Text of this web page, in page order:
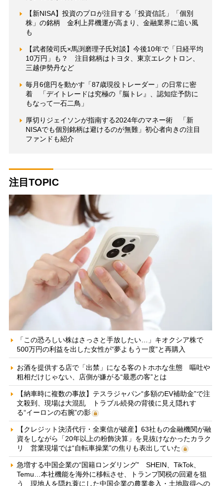
【新NISA】投資のプロが注目する「投資信託」「個別
株」の銘柄 金利上昇機運が高まり、金融業界に追い風
も
【武者陵司氏×馬渕磨理子氏対談】今後10年で「日経平均
10万円」も？ 注目銘柄はトヨタ、東京エレクトロン、
三越伊勢丹など
毎月6億円を動かす「87歳現役トレーダー」の日常に密
着 「デイトレードは究極の『脳トレ』、認知症予防に
もなって一石二鳥」
厚切りジェイソンが指南する2024年のマネー術 「新
NISAでも個別銘柄は避けるのが無難」初心者向きの注目
ファンドも紹介
注目TOPIC
「この恐ろしい株はさっさと手放したい…」キオクシア株で
500万円の利益を出した女性が“夢よもう一度”と再購入
お酒を提供する店で「出禁」になる客のトホホな生態 嘔吐や
粗相だけじゃない、店側が嫌がる“最悪の客”とは
【納車時に複数の事故】テスラジャパン“多額のEV補助金”で注
文殺到、現場は大混乱 トラブル続発の背後に見え隠れす
る“イーロンの右腕”の影
【クレジット決済代行・全東信が破産】63社もの金融機関が融
資をしながら「20年以上の粉飾決算」を見抜けなかったカラク
リ 営業現場では“自転車操業”の焦りも表出していた
急増する中国企業の“国籍ロンダリング” SHEIN、TikTok、
Temu…本社機能を海外に移転させ、トランプ関税の回避を狙
う 現地人を隠れ蓑にした中国企業の農業参入・土地取得への